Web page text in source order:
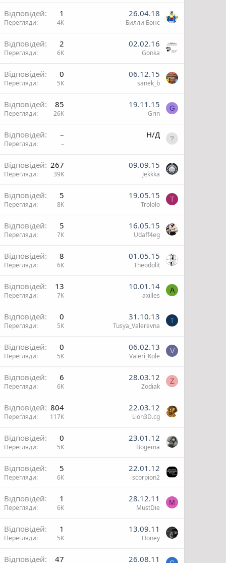
Відповідей 1
Перегляди 4К
26.04.18
Билли Бонс
Відповідей 2
Перегляди 6К
02.02.16
Gonka
Відповідей 0
Перегляди 5К
06.12.15
sanek_b
Відповідей 85
Перегляди 26К
19.11.15
Grin
G
Відповідей –
Перегляди –
Н/Д
Відповідей 267
Перегляди 39К
09.09.15
Jekkka
Відповідей 5
Перегляди 8К
19.05.15
Trololo
T
Відповідей 5
Перегляди 7К
16.05.15
Udaff4eg
Відповідей 8
Перегляди 6К
01.05.15
Theodolit
Відповідей 13
Перегляди 7К
10.01.14
axilles
A
Відповідей 0
Перегляди 5К
31.10.13
Tusya_Valerevna
T
Відповідей 0
Перегляди 5К
06.02.13
Valeri_Kole
V
Відповідей 6
Перегляди 6К
28.03.12
Zodiak
Z
Відповідей 804
Перегляди 117К
22.03.12
Lion3D.cg
Відповідей 0
Перегляди 5К
23.01.12
Bogema
Відповідей 5
Перегляди 6К
22.01.12
scorpion2
Відповідей 1
Перегляди 6К
28.12.11
MustDie
M
Відповідей 1
Перегляди 5К
13.09.11
Honey
Відповідей 47 26.08.11